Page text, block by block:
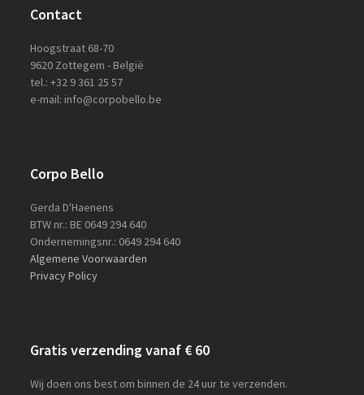
Contact
Hoogstraat 68-70
9620 Zottegem - België
tel.: +32 9 361 25 57
e-mail: info@corpobello.be
Corpo Bello
Gerda D'Haenens
BTW nr.: BE 0649 294 640
Ondernemingsnr.: 0649 294 640
Algemene Voorwaarden
Privacy Policy
Gratis verzending vanaf € 60
Wij doen ons best om binnen de 24 uur te verzenden.